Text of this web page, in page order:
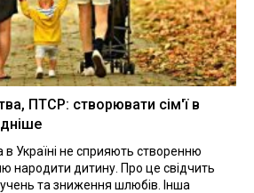
ПТСР: створювати сім'ї в
в Україні не сприяють створенню
народити дитину. Про це свідчить
та зниження шлюбів. Інша